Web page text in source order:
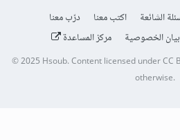
الشائعة اكتب معنا
درّب معنا
بيان الخصوصية مركز المساعدة
© 2025 Hsoub.Content licensed underCC
otherwise.